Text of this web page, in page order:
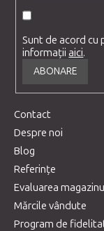
Sunt de acord cu
informațiiaici.
ABONARE
Contact
Despre noi
Blog
Referințe
Evaluarea
Mărcile vândute
Program de